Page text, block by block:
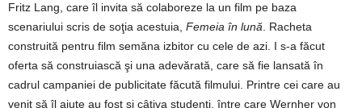
Fritz Lang, care îl invita să colaboreze la un film pe baza
scenariului scris de soţia acestuia, Femeia în lună . Racheta
construită pentru film semăna izbitor cu cele de azi. I s-a făcut
oferta să construiască şi una adevărată, care să fie lansată în
cadrul campaniei de publicitate făcută filmului. Printre cei care au
venit să îl ajute au fost şi câţiva studenţi, între care Wernher von